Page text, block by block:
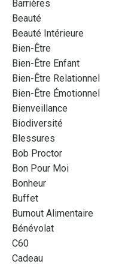
Barrières
Beauté
Beauté Intérieure
Bien-Être
Bien-Être Enfant
Bien-Être Relationnel
Bien-Être Émotionnel
Bienveillance
Biodiversité
Blessures
Bob Proctor
Bon Pour Moi
Bonheur
Buffet
Burnout Alimentaire
Bénévolat
C60
Cadeau